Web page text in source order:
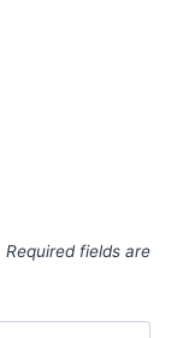
Required fields are